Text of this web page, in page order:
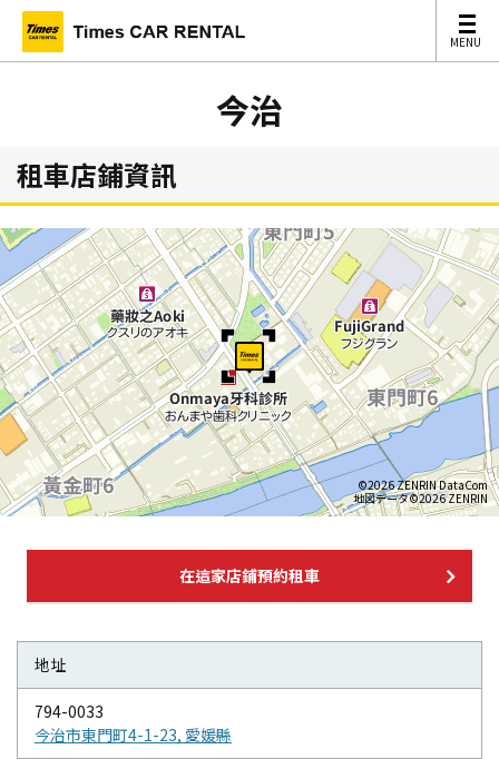
MENU
MENU
今治
租車店鋪資訊
©2026 ZENRIN DataCom
地図データ©2026 ZENRIN
在這家店鋪預約租車
地址
794-0033
今治市東門町4-1-23, 愛媛縣